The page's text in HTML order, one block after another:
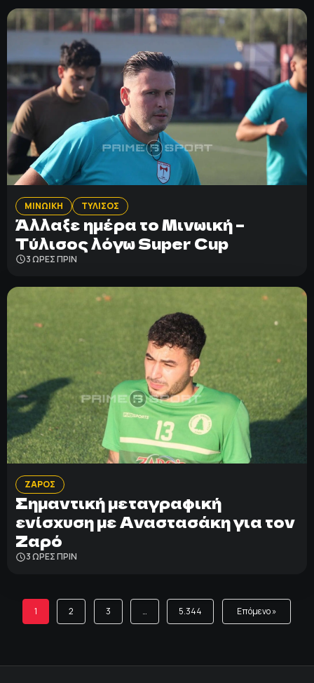
ΜΙΝΩΙΚΗ ΤΥΛΙΣΟΣ
Άλλαξε ημέρα το Μινωική –
Τύλισος λόγω Super Cup
3 ΩΡΕΣ ΠΡΙΝ
ΖΑΡΟΣ
Σημαντική μεταγραφική
ενίσχυση με Αναστασάκη για τον
Ζαρό
3 ΩΡΕΣ ΠΡΙΝ
1 2 3 … 5.344 Επόμενο »